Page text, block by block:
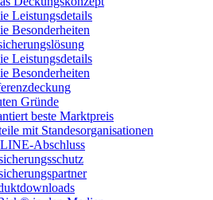
Leistungsdetails
Besonderheiten
Leistungsdetails
Besonderheiten
Gründe
beste Marktpreis
mit Standesorganisationen
Abschluss